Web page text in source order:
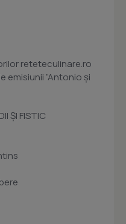
reteteculinare.ro
emisiunii ”Antonio și
ŞI FISTIC